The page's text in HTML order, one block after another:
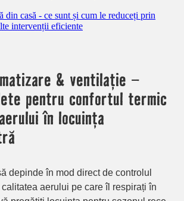
din casă - ce sunt și cum le reduceți prin
intervenții eficiente